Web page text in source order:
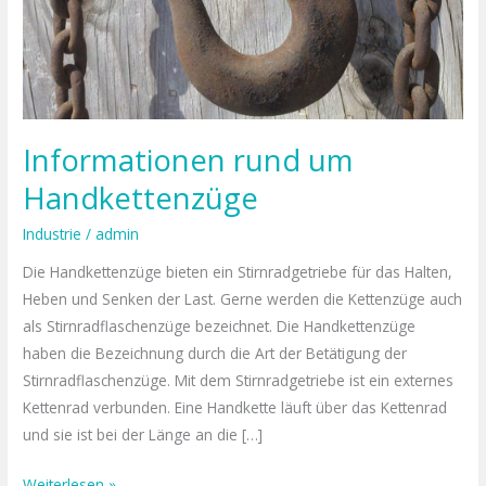
Informationen rund um
Handkettenzüge
Industrie /admin
Die Handkettenzüge bieten ein Stirnradgetriebe für das Halten,
Heben und Senken der Last. Gerne werden die Kettenzüge auch
als Stirnradflaschenzüge bezeichnet. Die Handkettenzüge
haben die Bezeichnung durch die Art der Betätigung der
Stirnradflaschenzüge. Mit dem Stirnradgetriebe ist ein externes
Kettenrad verbunden. Eine Handkette läuft über das Kettenrad
und sie ist bei der Länge an die […]